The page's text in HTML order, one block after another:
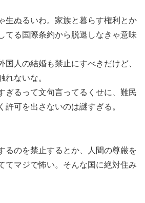
生ぬるいわ。家族と暮らす権利とか
てる国際条約から脱退しなきゃ意味
国人の結婚も禁止にすべきだけど、
れないな。
ぎるって文句言ってるくせに、難民
許可を出さないのは謎すぎる。
るのを禁止するとか、人間の尊厳を
てマジで怖い。そんな国に絶対住み